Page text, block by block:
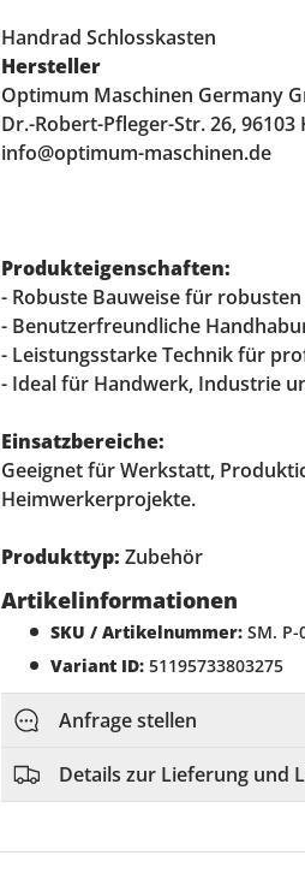
Handrad Schlosskasten
Hersteller
Optimum Maschinen Germany
Dr.-Robert-Pfleger-Str. 26,
info@optimum-maschinen.de
Produkteigenschaften:
- Robuste Bauweise für robusten
- Benutzerfreundliche
- Leistungsstarke Technik für
- Ideal für Handwerk, Industrie
Einsatzbereiche:
Geeignet für Werkstatt,
Heimwerkerprojekte.
Produkttyp: Zubehör
Artikelinformationen
SKU / Artikelnummer: SM. P-
Variant ID: 51195733803275
Anfrage stellen
Details zur Lieferung und